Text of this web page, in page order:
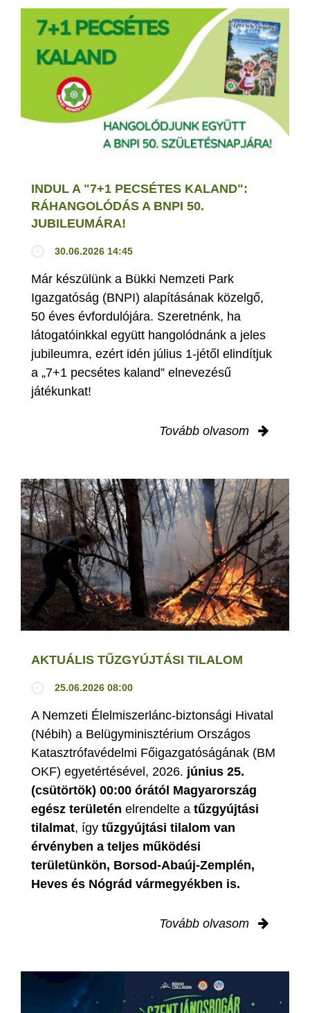
INDUL A "7+1 PECSÉTES KALAND":
RÁHANGOLÓDÁS A BNPI 50.
JUBILEUMÁRA!
30.06.2026 14:45
Már készülünk a Bükki Nemzeti Park
Igazgatóság (BNPI) alapításának közelgő,
50 éves évfordulójára. Szeretnénk, ha
látogatóinkkal együtt hangolódnánk a jeles
jubileumra, ezért idén július 1-jétől elindítjuk
a „7+1 pecsétes kaland” elnevezésű
játékunkat!
Tovább olvasom
AKTUÁLIS TŰZGYÚJTÁSI TILALOM
25.06.2026 08:00
A Nemzeti Élelmiszerlánc-biztonsági Hivatal
(Nébih) a Belügyminisztérium Országos
Katasztrófavédelmi Főigazgatóságának (BM
OKF) egyetértésével, 2026. június 25.
(csütörtök) 00:00 órától Magyarország
egész területén elrendelte a tűzgyújtási
tilalmat, így tűzgyújtási tilalom van
érvényben a teljes működési
területünkön, Borsod-Abaúj-Zemplén,
Heves és Nógrád vármegyékben is.
Tovább olvasom